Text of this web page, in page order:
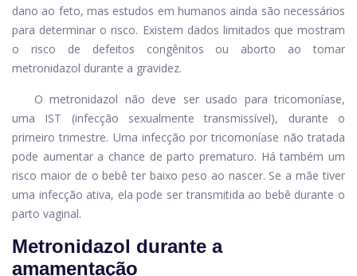
dano ao feto, mas estudos em humanos ainda são necessários
para determinar o risco. Existem dados limitados que mostram
o risco de defeitos congênitos ou aborto ao tomar
metronidazol durante a gravidez.
O metronidazol não deve ser usado para tricomoníase,
uma IST (infecção sexualmente transmissível), durante o
primeiro trimestre. Uma infecção por tricomoníase não tratada
pode aumentar a chance de parto prematuro. Há também um
risco maior de o bebê ter baixo peso ao nascer. Se a mãe tiver
uma infecção ativa, ela pode ser transmitida ao bebê durante o
parto vaginal.
Metronidazol durante a
amamentação